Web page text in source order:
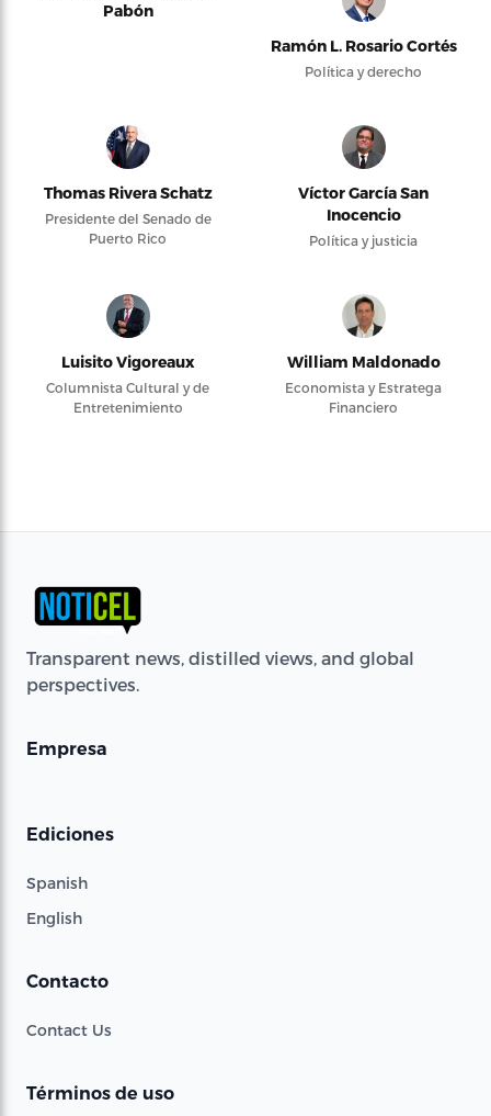
Pabón
Ramón L. Rosario Cortés
Política y derecho
Thomas Rivera Schatz
Presidente del Senado de
Puerto Rico
Víctor García San
Inocencio
Política y justicia
Luisito Vigoreaux
Columnista Cultural y de
Entretenimiento
William Maldonado
Economista y Estratega
Financiero
Transparent news, distilled views, and global
perspectives.
Empresa
Ediciones
Spanish
English
Contacto
Contact Us
Términos de uso